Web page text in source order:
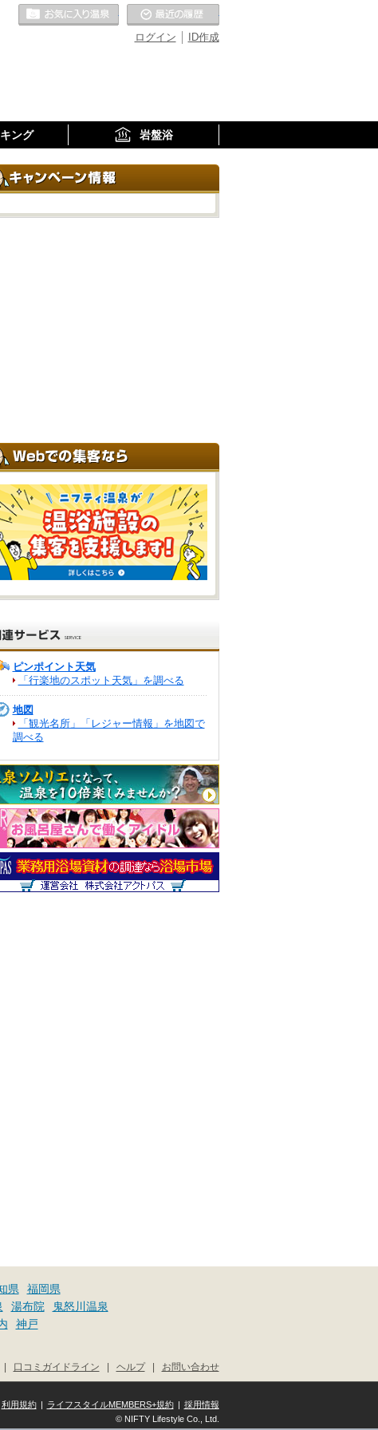
ID作成
ログイン
お気に入りの温泉
ング 岩盤浴
ピンポイント天気
「行楽地のスポット天気」を調べる
地図
「観光名所」「レジャー情報」を地図で
調べる
県 福岡県
湯布院 鬼怒川温泉
神戸
お問い合わせ
|
ヘルプ
|
口コミガイドライン
|
採用情報
|
ライフスタイルMEMBERS+規約
|
利用規約
© NIFTY Lifestyle Co., Ltd.